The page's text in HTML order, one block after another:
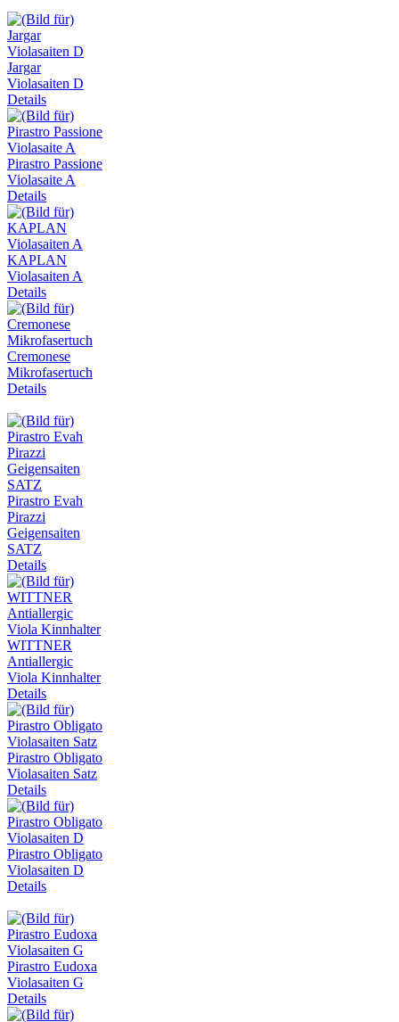
Jargar
Violasaiten D
Details
Pirastro Passione
Violasaite A
Details
KAPLAN
Violasaiten A
Details
Cremonese
Mikrofasertuch
Details
Pirastro Evah
Pirazzi
Geigensaiten
SATZ
Details
WITTNER
Antiallergic
Viola Kinnhalter
Details
Pirastro Obligato
Violasaiten Satz
Details
Pirastro Obligato
Violasaiten D
Details
Pirastro Eudoxa
Violasaiten G
Details